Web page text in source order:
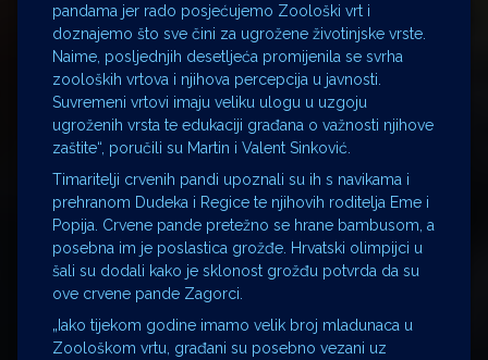
pandama jer rado posjećujemo Zoološki vrt i
doznajemo što sve čini za ugrožene životinjske vrste.
Naime, posljednjih desetljeća promijenila se svrha
zooloških vrtova i njihova percepcija u javnosti.
Suvremeni vrtovi imaju veliku ulogu u uzgoju
ugroženih vrsta te edukaciji građana o važnosti njihove
zaštite“, poručili su Martin i Valent Sinković.
Timaritelji crvenih pandi upoznali su ih s navikama i
prehranom Dudeka i Regice te njihovih roditelja Eme i
Popija. Crvene pande pretežno se hrane bambusom, a
posebna im je poslastica grožđe. Hrvatski olimpijci u
šali su dodali kako je sklonost grožđu potvrda da su
ove crvene pande Zagorci.
„Iako tijekom godine imamo velik broj mladunaca u
Zoološkom vrtu, građani su posebno vezani uz